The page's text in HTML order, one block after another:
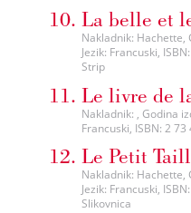
La belle et
Nakladnik: Hachette,
Jezik: Francuski,
Strip
Le livre de
Nakladnik: , Godina
Francuski, ISBN: 2
Le Petit
Nakladnik: Hachette,
Jezik: Francuski,
Slikovnica